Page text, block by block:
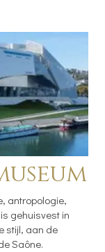
antropologie,
gehuisvest in
stijl, aan de
Saône.